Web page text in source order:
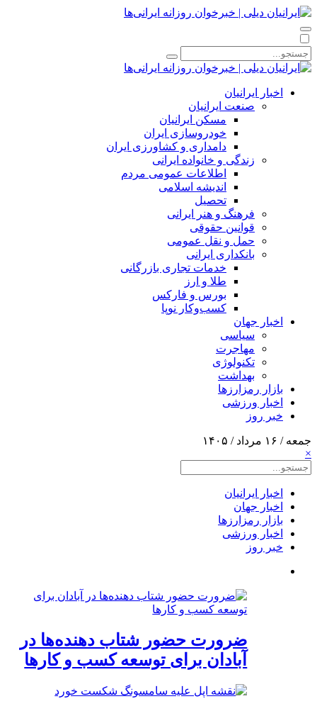
اخبار ایرانیان
صنعت ایرانیان
مسکن ایرانیان
خودروسازی ایران
دامداری و کشاورزی ایران
زندگی و خانواده ایرانی
اطلاعات عمومی مردم
اندیشه اسلامی
تحصیل
فرهنگ و هنر ایرانی
قوانین حقوقی
حمل و نقل عمومی
بانکداری ایرانی
خدمات تجاری بازرگانی
طلا و ارز
بورس و فارکس
کسب‌وکار نوپا
اخبار جهان
سیاسی
مهاجرت
تکنولوژی
بهداشت
بازار رمزارزها
اخبار ورزشی
خبر روز
جمعه / ۱۶ مرداد / ۱۴۰۵
×
اخبار ایرانیان
اخبار جهان
بازار رمزارزها
اخبار ورزشی
خبر روز
ضرورت حضور شتاب ‌دهنده‌ها در
آبادان برای توسعه کسب‌ و کارها